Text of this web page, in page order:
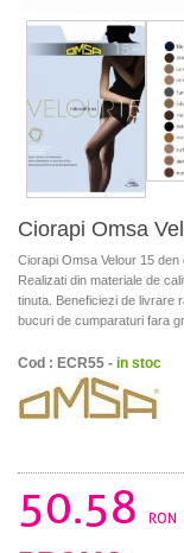
Ciorapi Omsa
Ciorapi Omsa Velour 15
Realizati din materiale de
tinuta. Beneficiezi de livrare
bucuri de cumparaturi fara
Cod : ECR55 - in stoc
50.58 RON